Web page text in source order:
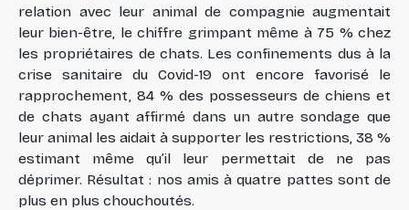
relation avec leur animal de compagnie augmentait
leur bien-être, le chiffre grimpant même à 75 % chez
les propriétaires de chats. Les confinements dus à la
crise sanitaire du Covid-19 ont encore favorisé le
rapprochement, 84 % des possesseurs de chiens et
de chats ayant affirmé dans un autre sondage que
leur animal les aidait à supporter les restrictions, 38 %
estimant même qu’il leur permettait de ne pas
déprimer. Résultat : nos amis à quatre pattes sont de
plus en plus chouchoutés.